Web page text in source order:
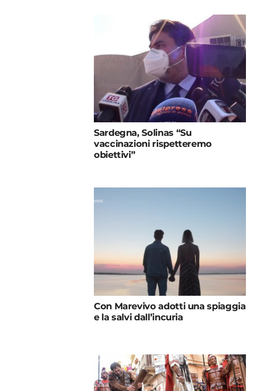
Sardegna, Solinas “Su
vaccinazioni rispetteremo
obiettivi”
Con Marevivo adotti una spiaggia
e la salvi dall’incuria